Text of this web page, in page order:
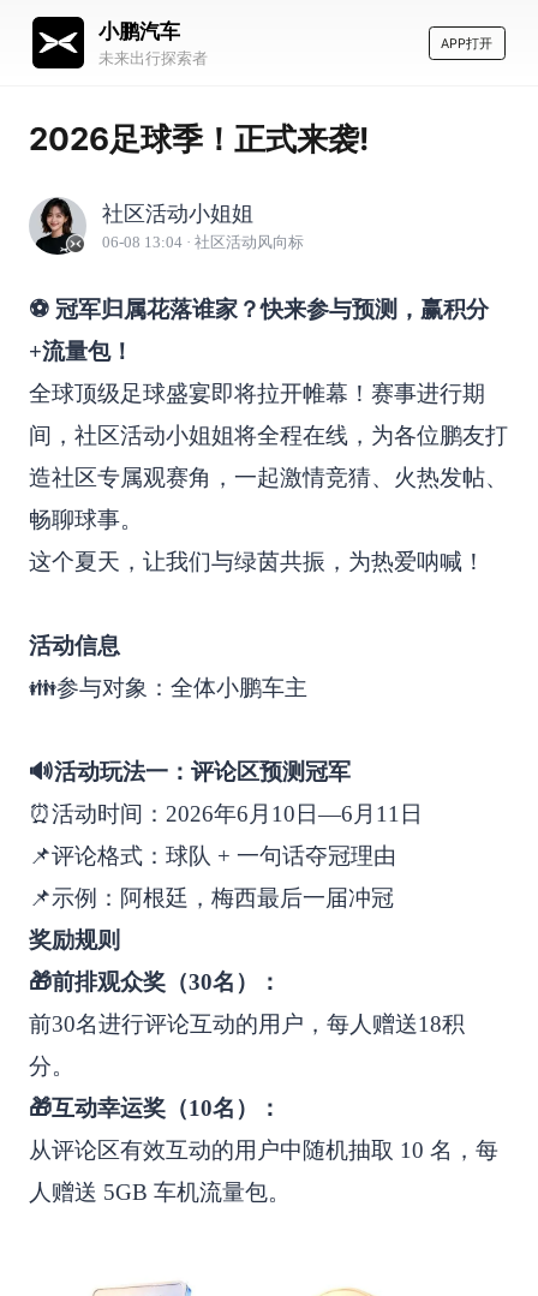
小鹏汽车
未来出行探索者
APP打开
2026足球季！正式来袭!
社区活动小姐姐
06-08 13:04 · 社区活动风向标
⚽️ 冠军归属花落谁家？快来参与预测，赢积分
+流量包！
全球顶级足球盛宴即将拉开帷幕！赛事进行期
间，社区活动小姐姐将全程在线，为各位鹏友打
造社区专属观赛角，一起激情竞猜、火热发帖、
畅聊球事。
这个夏天，让我们与绿茵共振，为热爱呐喊！
活动信息
👪参与对象：全体小鹏车主
🔊活动玩法一：评论区预测冠军
⏰活动时间：2026年6月10日—6月11日
📌评论格式：球队 + 一句话夺冠理由
📌示例：阿根廷，梅西最后一届冲冠
奖励规则
🎁前排观众奖（30名）：
前30名进行评论互动的用户，每人赠送18积
分。
🎁互动幸运奖（10名）：
从评论区有效互动的用户中随机抽取 10 名，每
人赠送 5GB 车机流量包。